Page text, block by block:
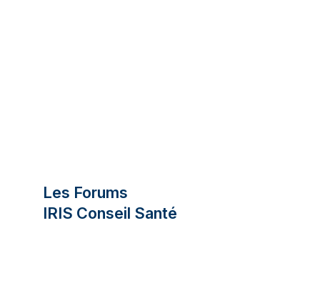
Les Forums
IRIS Conseil Santé